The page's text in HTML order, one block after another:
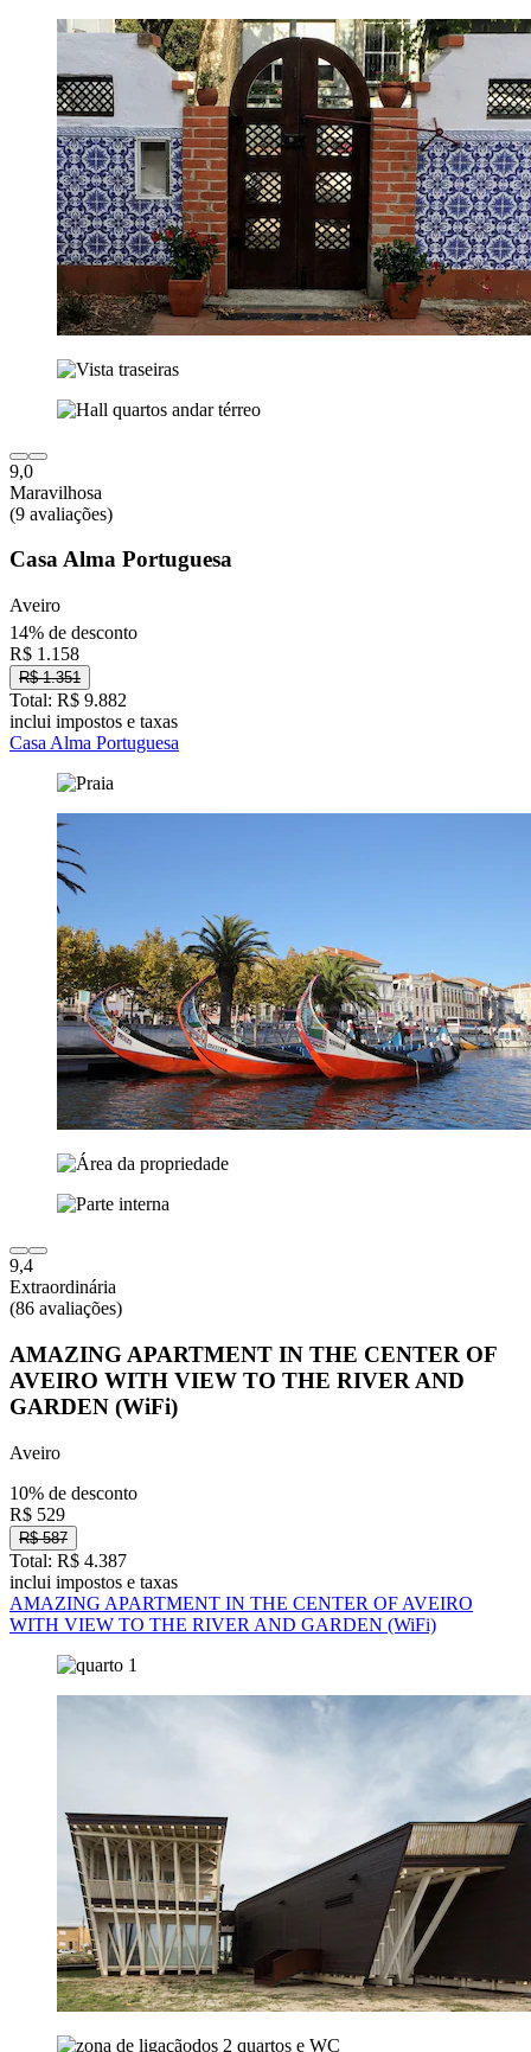
9,0
Maravilhosa
(9 avaliações)
Casa Alma Portuguesa
Aveiro
14% de desconto
R$ 1.158
R$ 1.351
Total: R$ 9.882
inclui impostos e taxas
Casa Alma Portuguesa
9,4
Extraordinária
(86 avaliações)
AMAZING APARTMENT IN THE CENTER OF
AVEIRO WITH VIEW TO THE RIVER AND
GARDEN (WiFi)
Aveiro
10% de desconto
R$ 529
R$ 587
Total: R$ 4.387
inclui impostos e taxas
AMAZING APARTMENT IN THE CENTER OF AVEIRO
WITH VIEW TO THE RIVER AND GARDEN (WiFi)